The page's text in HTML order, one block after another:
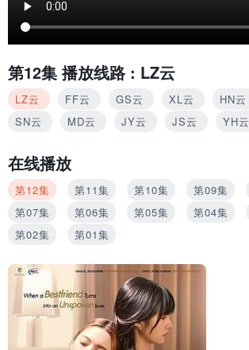
第12集 播放线路 : LZ云
LZ云 FF云 GS云 XL云 HN云
SN云
MD云 JY云 JS云 YH云
在线播放
第12集 第11集 第10集 第09集
第07集
第06集 第05集 第04集
第02集
第01集